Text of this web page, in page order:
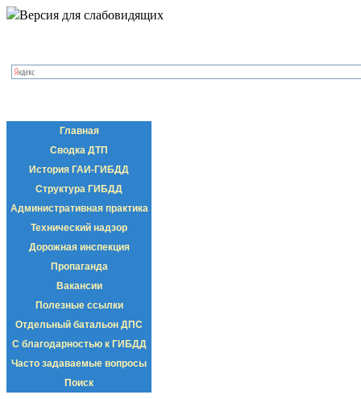
Версия для слабовидящих
Главная
Сводка ДТП
История ГАИ-ГИБДД
Структура ГИБДД
Административная практика
Технический надзор
Дорожная инспекция
Пропаганда
Вакансии
Полезные ссылки
Отдельный батальон ДПС
С благодарностью к ГИБДД
Часто задаваемые вопросы
Поиск